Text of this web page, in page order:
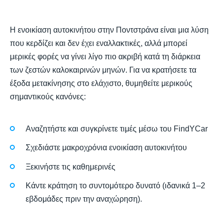
Η ενοικίαση αυτοκινήτου στην Ποντστράνα είναι μια λύση
που κερδίζει και δεν έχει εναλλακτικές, αλλά μπορεί
μερικές φορές να γίνει λίγο πιο ακριβή κατά τη διάρκεια
των ζεστών καλοκαιρινών μηνών. Για να κρατήσετε τα
έξοδα μετακίνησης στο ελάχιστο, θυμηθείτε μερικούς
σημαντικούς κανόνες:
Αναζητήστε και συγκρίνετε τιμές μέσω του FindYCar
Σχεδιάστε μακροχρόνια ενοικίαση αυτοκινήτου
Ξεκινήστε τις καθημερινές
Κάντε κράτηση το συντομότερο δυνατό (ιδανικά 1–2
εβδομάδες πριν την αναχώρηση).